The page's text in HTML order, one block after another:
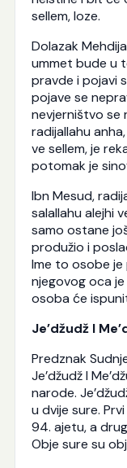
sellem, loze.
Dolazak
ummet bude u
pravde i pojavi
pojave se
nevjerništvo se
radijallahu
ve sellem, je
potomak je
Ibn Mesud,
salallahu alejhi
samo ostane
produžio i
Ime to osobe je
njegovog oca
osoba će
Je’džudž I
Predznak
Je’džudž I
narode.
u dvije sure.
94. ajetu, a
Obje sure su